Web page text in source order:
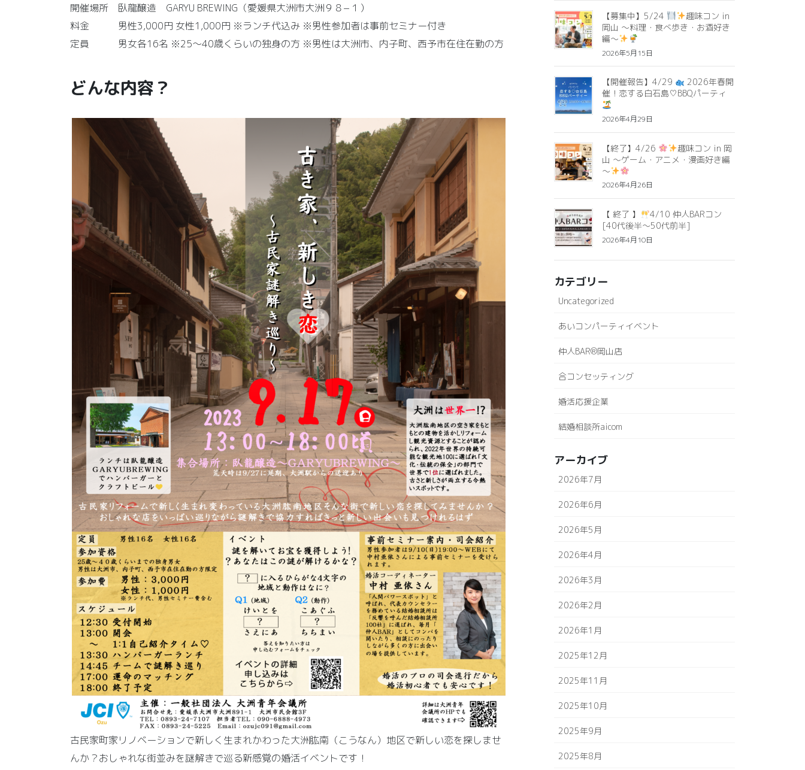
開催場所 臥龍醸造 GARYU BREWING（愛媛県大洲市大洲９８−１）
料金 男性3,000円 女性1,000円 ※ランチ代込み ※男性参加者は事前セミナー付き
定員 男女各16名 ※25～40歳くらいの独身の方 ※男性は大洲市、内子町、西予市在住在勤の方
どんな内容？
古民家町家リノベーションで新しく生まれかわった大洲肱南（こうなん）地区で新しい恋を探しませ
んか？おしゃれな街並みを謎解きで巡る新感覚の婚活イベントです！
【募集中】5/24
趣味コン in
岡山 ～料理・食べ歩き・お酒好き
編～
2026年5月15日
【開催報告】4/29
2026年春開
催！恋する白石島♡BBQパーティ
2026年4月29日
【終了】4/26
趣味コン in 岡
山 ～ゲーム・アニメ・漫画好き編
～
2026年4月26日
【 終了 】
4/10 仲人BARコン
[40代後半〜50代前半]
2026年4月10日
カテゴリー
Uncategorized
あいコンパーティイベント
仲人BAR®岡山店
合コンセッティング
婚活応援企業
結婚相談所aicom
アーカイブ
2026年7月
2026年6月
2026年5月
2026年4月
2026年3月
2026年2月
2026年1月
2025年12月
2025年11月
2025年10月
2025年9月
2025年8月